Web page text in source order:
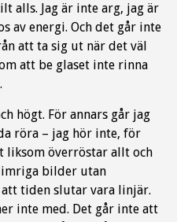
alls. Jag är inte arg, jag är
av energi. Och det går inte
att ta sig ut när det väl
att be glaset inte rinna
högt. För annars går jag
röra – jag hör inte, för
liksom överröstar allt och
bilder utan
att tiden slutar vara linjär.
inte med. Det går inte att